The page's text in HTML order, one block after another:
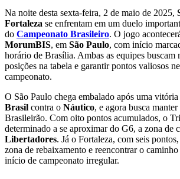
Na noite desta sexta-feira, 2 de maio de 2025,
Fortaleza se enfrentam em um duelo
do Campeonato Brasileiro. O jogo
MorumBIS, em São Paulo, com início
horário de Brasília. Ambas as equipes buscam
posições na tabela e garantir pontos valiosos
campeonato.
O São Paulo chega embalado após uma vitória
Brasil contra o Náutico, e agora busca
Brasileirão. Com oito pontos acumulados, o
determinado a se aproximar do G6, a zona de
Libertadores. Já o Fortaleza, com seis
zona de rebaixamento e reencontrar o
início de campeonato irregular.